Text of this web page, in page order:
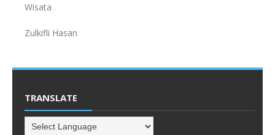
Wisata
Zulkifli Hasan
TRANSLATE